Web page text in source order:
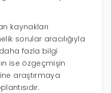
kaynakları
sorular aracılığıyla
fazla bilgi
ise özgeçmişin
araştırmaya